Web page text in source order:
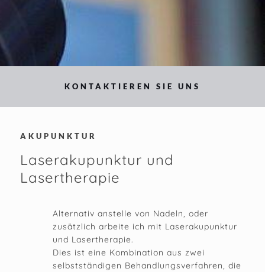
KONTAKTIEREN SIE UNS
AKUPUNKTUR
Laserakupunktur und
Lasertherapie
Alternativ anstelle von Nadeln, oder
zusätzlich arbeite ich mit Laserakupunktur
und Lasertherapie.
Dies ist eine Kombination aus zwei
selbstständigen Behandlungsverfahren, die